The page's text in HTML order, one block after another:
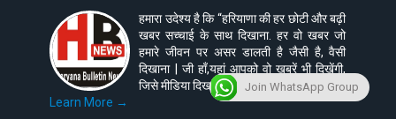
हमारा उदेश्य है कि “हरियाणा की हर छोटी और बढ़ी
खबर सच्चाई के साथ दिखाना. हर वो खबर जो
हमारे जीवन पर असर डालती है जैसी है, वैसी
दिखाना | जी हाँ,यहां आपको वो ख़बरें भी दिखेंगी,
जिसे मीडिया दिखाने से डरता है।
Learn More →
Join WhatsApp Group